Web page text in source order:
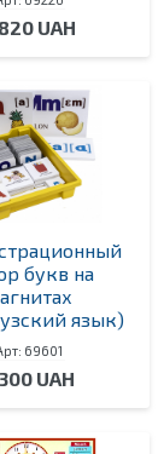
UAH
букв на
язык)
69601
UAH